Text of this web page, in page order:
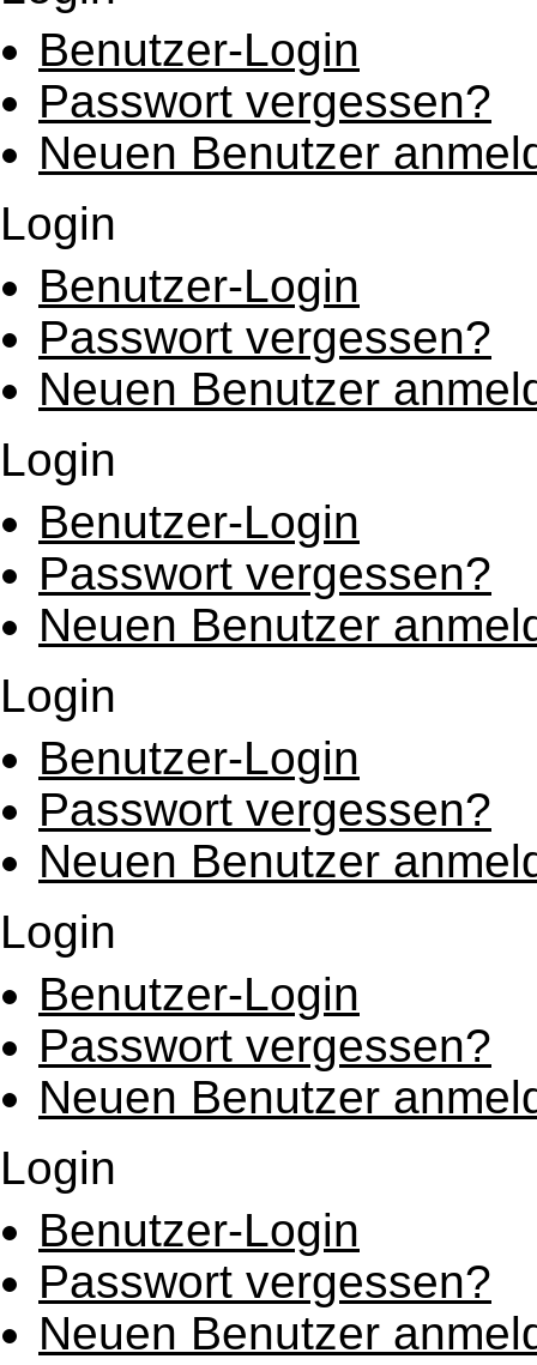
Benutzer-Login
Passwort vergessen?
Neuen Benutzer
Login
Benutzer-Login
Passwort vergessen?
Neuen Benutzer
Login
Benutzer-Login
Passwort vergessen?
Neuen Benutzer
Login
Benutzer-Login
Passwort vergessen?
Neuen Benutzer
Login
Benutzer-Login
Passwort vergessen?
Neuen Benutzer
Login
Benutzer-Login
Passwort vergessen?
Neuen Benutzer